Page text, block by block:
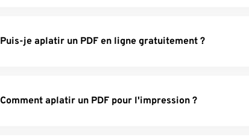
Puis-je aplatir un PDF en ligne gratuitement ?
Comment aplatir un PDF pour l'impression ?